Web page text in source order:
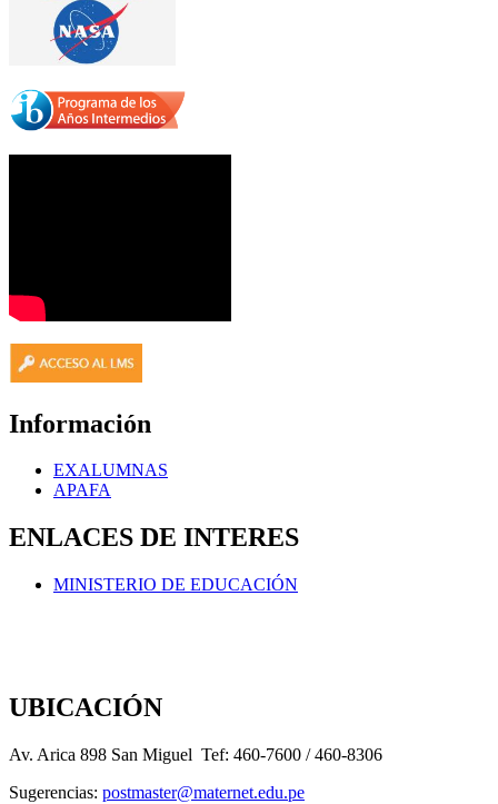
Información
EXALUMNAS
APAFA
ENLACES DE INTERES
MINISTERIO DE EDUCACIÓN
UBICACIÓN
Av. Arica 898 San Miguel Tef: 460-7600 / 460-8306
Sugerencias: postmaster@maternet.edu.pe